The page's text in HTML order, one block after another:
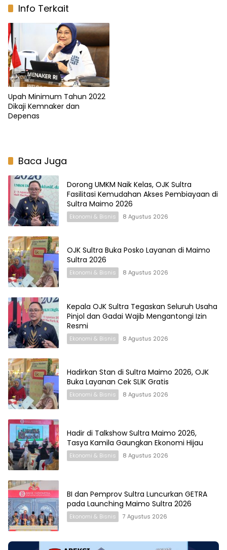
Info Terkait
News
Upah Minimum Tahun 2022
Dikaji Kemnaker dan
Depenas
Baca Juga
Dorong UMKM Naik Kelas, OJK Sultra
Fasilitasi Kemudahan Akses Pembiayaan di
Sultra Maimo 2026
Ekonomi & Bisnis 8 Agustus 2026
OJK Sultra Buka Posko Layanan di Maimo
Sultra 2026
Ekonomi & Bisnis 8 Agustus 2026
Kepala OJK Sultra Tegaskan Seluruh Usaha
Pinjol dan Gadai Wajib Mengantongi Izin
Resmi
Ekonomi & Bisnis 8 Agustus 2026
Hadirkan Stan di Sultra Maimo 2026, OJK
Buka Layanan Cek SLIK Gratis
Ekonomi & Bisnis 8 Agustus 2026
Hadir di Talkshow Sultra Maimo 2026,
Tasya Kamila Gaungkan Ekonomi Hijau
Ekonomi & Bisnis 8 Agustus 2026
BI dan Pemprov Sultra Luncurkan GETRA
pada Launching Maimo Sultra 2026
Ekonomi & Bisnis 7 Agustus 2026